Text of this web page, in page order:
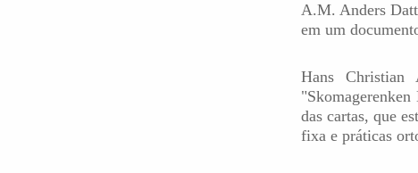
A.M. Anders
em um
Hans Christian
das cartas, que
fixa e práticas